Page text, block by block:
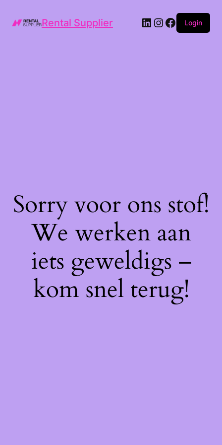
Rental Supplier LinkedIn
Instagram
Facebook
Login
Sorry voor ons stof!
We werken aan
iets geweldigs –
kom snel terug!